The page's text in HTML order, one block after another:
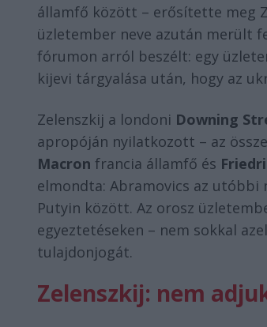
államfő között – erősítette meg
üzletember neve azután merült
fórumon arról beszélt: egy
kijevi tárgyalása után, hogy az
Zelenszkij a londoni Downing
apropóján nyilatkozott – az
Macron francia államfő és
elmondta: Abramovics az
Putyin között. Az orosz
egyeztetéseken – nem sokkal
tulajdonjogát.
Zelenszkij: nem